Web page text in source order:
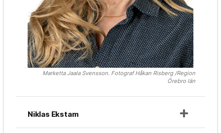
Marketta Jaala Svensson. Fotograf Håkan Risberg /Region
Örebro län
Niklas Ekstam